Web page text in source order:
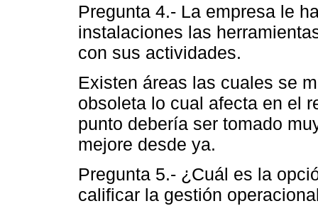
Pregunta 4.- La empresa le
instalaciones las
con sus actividades.
Existen áreas las cuales se
obsoleta lo cual afecta en el
punto debería ser tomado
mejore desde ya.
Pregunta 5.- ¿Cuál es la
calificar la gestión